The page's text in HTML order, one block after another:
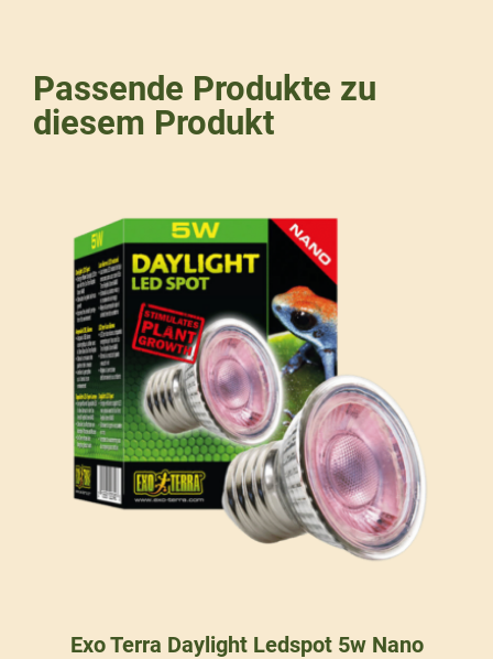
Passende Produkte zu
diesem Produkt
Exo Terra Daylight Ledspot 5w Nano